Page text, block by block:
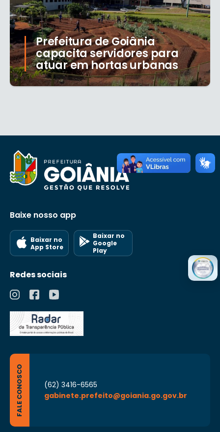
Prefeitura de Goiânia
capacita servidores para
atuar em hortas urbanas
Baixe nosso app
Baixar no
App Store
Baixar no
Google
Play
Redes sociais
FALE CONOSCO
(62) 3416-6565
gabinete.prefeito@goiania.go.gov.br